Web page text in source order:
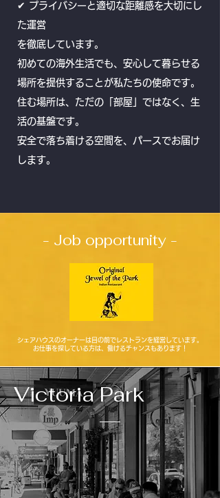
✔ プライバシーと適切な距離感を大切にし
た運営
を徹底しています。
初めての海外生活でも、安心して暮らせる
場所を提供することが私たちの使命です。
住む場所は、ただの「部屋」ではなく、生
活の基盤です。
安全で落ち着ける空間を、パースでお届け
します。
- Job opportunity -
シェアハウスのオーナーは目の前でレストランを経営しています。
お仕事を探している方は、働けるチャンスもあります！
Victoria Park